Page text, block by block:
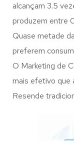
alcançam 3.5
produzem entre
Quase metade
preferem
O Marketing de
mais efetivo que
Resende